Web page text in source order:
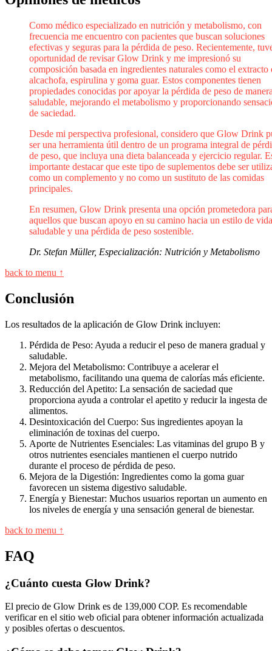
Como médico especializado en nutrición y metabolismo, con
frecuencia me encuentro con pacientes que buscan soluciones
efectivas y seguras para la pérdida de peso. Recientemente,
oportunidad de revisar Glow Drink y me impresionó su
composición basada en ingredientes naturales como el extracto
alcachofa, espirulina y goma guar. Estos componentes tienen
propiedades conocidas por apoyar la pérdida de peso de
saludable, mejorando el metabolismo y proporcionando
de saciedad.
Desde mi perspectiva profesional, considero que Glow Drink
ser una herramienta útil dentro de un programa integral de
de peso, que incluya una dieta balanceada y ejercicio regular.
importante destacar que este tipo de suplementos debe ser
como un complemento y no como un sustituto de las comidas
principales.
En resumen, Glow Drink presenta una opción prometedora
aquellos que buscan apoyo en su camino hacia un estilo de
saludable y una pérdida de peso sostenible.
Dr. Stefan Müller, Especialización: Nutrición y Metabolismo
back to menu ↑
Conclusión
Los resultados de la aplicación de Glow Drink incluyen:
Pérdida de Peso: Ayuda a reducir el peso de manera gradual y
saludable.
Mejora del Metabolismo: Contribuye a acelerar el
metabolismo, facilitando una quema de calorías más eficiente.
Reducción del Apetito: La sensación de saciedad que
proporciona ayuda a controlar el apetito y reducir la ingesta de
alimentos.
Desintoxicación del Cuerpo: Sus ingredientes apoyan la
eliminación de toxinas del cuerpo.
Aporte de Nutrientes Esenciales: Las vitaminas del grupo B y
otros nutrientes esenciales mantienen el cuerpo nutrido
durante el proceso de pérdida de peso.
Mejora de la Digestión: Ingredientes como la goma guar
favorecen un sistema digestivo saludable.
Energía y Bienestar: Muchos usuarios reportan un aumento en
los niveles de energía y una sensación general de bienestar.
back to menu ↑
FAQ
¿Cuánto cuesta Glow Drink?
El precio de Glow Drink es de 139,000 COP. Es recomendable
verificar en el sitio web oficial para obtener información actualizada
y posibles ofertas o descuentos.